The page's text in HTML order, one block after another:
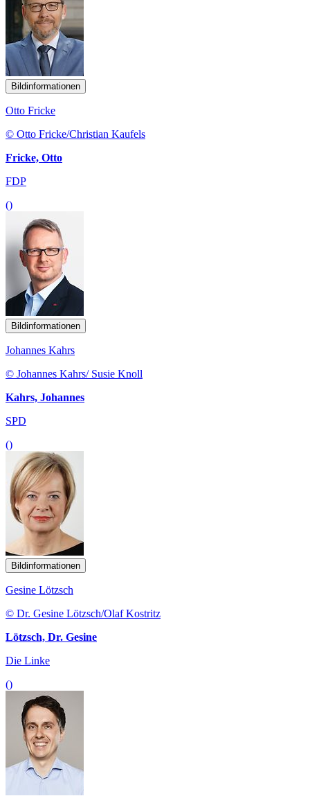
Bildinformationen
Otto Fricke
© Otto Fricke/Christian Kaufels
Fricke, Otto
FDP
()
Bildinformationen
Johannes Kahrs
© Johannes Kahrs/ Susie Knoll
Kahrs, Johannes
SPD
()
Bildinformationen
Gesine Lötzsch
© Dr. Gesine Lötzsch/Olaf Kostritz
Lötzsch, Dr. Gesine
Die Linke
()